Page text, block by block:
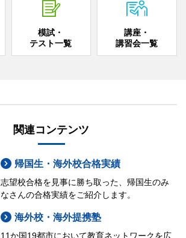
模試・
テスト一覧
講座・
講習会一覧
関連コンテンツ
帰国生・海外校合格実績
志望校合格を見事に勝ち取った、帰国生のみ
なさんの合格実績をご紹介します。
海外校・海外提携塾
11か国19都市において教育ネットワークを広